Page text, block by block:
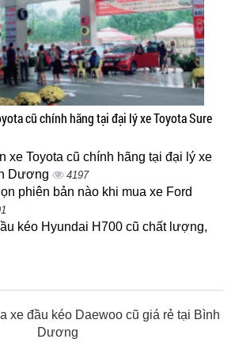
cũ chính hãng tại đại lý xe Toyota Sure
xe Toyota cũ chính hãng tại đại lý xe
Dương
4197
phiên bản nào khi mua xe Ford
kéo Hyundai H700 cũ chất lượng,